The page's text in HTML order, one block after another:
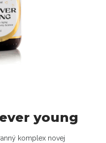
young
komplex novej